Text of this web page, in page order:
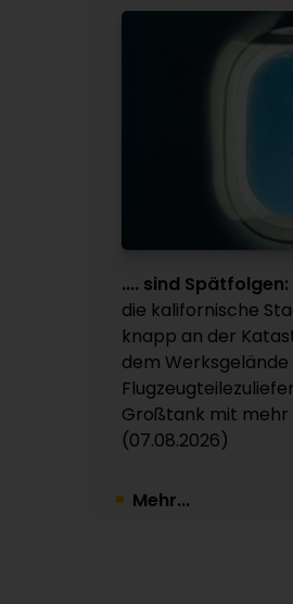
.... sind Spätfolgen:
die kalifornische
knapp an der
dem Werksgelände
Großtank mit mehr
(07.08.2026)
Mehr...